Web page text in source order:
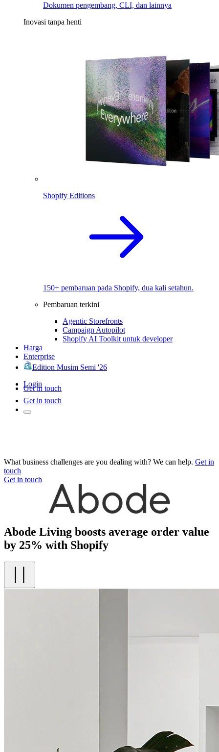
Dokumen pengembang, CLI, dan lainnya
Inovasi tanpa henti
Shopify Editions
150+ pembaruan pada Shopify, dua kali setahun.
Pembaruan terkini
Agentic Storefronts
Campaign Autopilot
Shopify AI Toolkit untuk developer
Harga
Enterprise
Edition Musim Semi '26
Login
Get in touch
Get in touch
What business challenges are you dealing with? We can help. Get in
touch
Get in touch
Abode Living boosts average order value
by 25% with Shopify